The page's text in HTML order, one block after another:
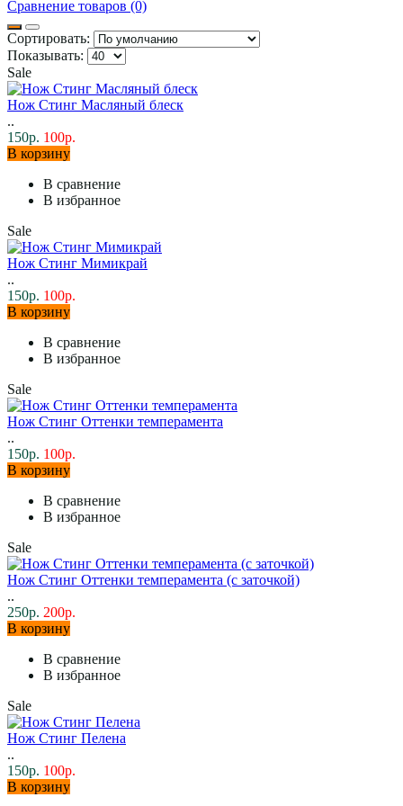
Сравнение товаров (0)
Сортировать:
Показывать:
Sale
Нож Стинг Масляный блеск
..
150р. 100р.
В корзину
В сравнение
В избранное
Sale
Нож Стинг Мимикрай
..
150р. 100р.
В корзину
В сравнение
В избранное
Sale
Нож Стинг Оттенки темперамента
..
150р. 100р.
В корзину
В сравнение
В избранное
Sale
Нож Стинг Оттенки темперамента (с заточкой)
..
250р. 200р.
В корзину
В сравнение
В избранное
Sale
Нож Стинг Пелена
..
150р. 100р.
В корзину